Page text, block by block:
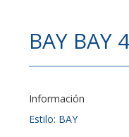
BAY BAY
Información
Estilo: BAY